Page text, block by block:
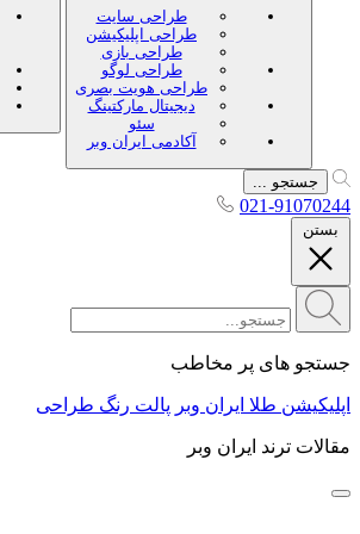
طراحی سایت
طراحی اپلیکیشن
طراحی بازی
طراحی لوگو
طراحی هویت بصری
دیجیتال مارکتینگ
سئو
آکادمی ایران وبر
جستجو ...
021-91070244
بستن
جستجو های پر مخاطب
اپلیکیشن طلا ایران وبر پالت رنگ طراحی
مقالات ترند ایران وبر